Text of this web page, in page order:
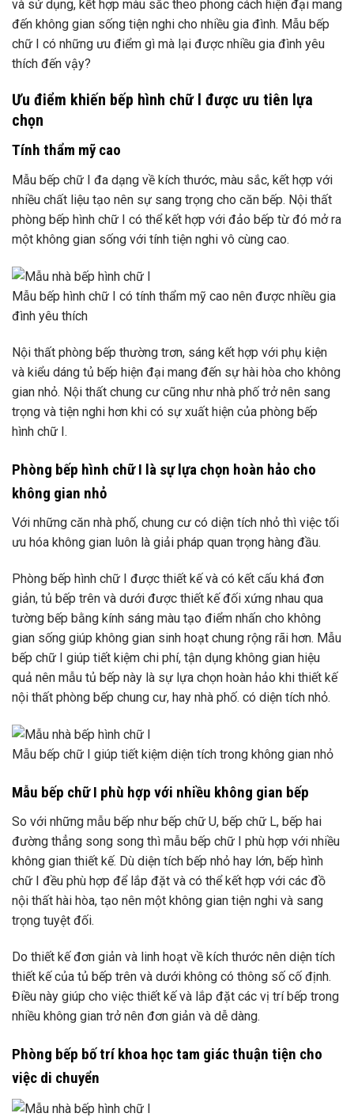
và sử dụng, kết hợp màu sắc theo phong cách hiện đại mang
đến không gian sống tiện nghi cho nhiều gia đình. Mẫu bếp
chữ I có những ưu điểm gì mà lại được nhiều gia đình yêu
thích đến vậy?
Ưu điểm khiến bếp hình chữ I được ưu tiên lựa
chọn
Tính thẩm mỹ cao
Mẫu bếp chữ I đa dạng về kích thước, màu sắc, kết hợp với
nhiều chất liệu tạo nên sự sang trọng cho căn bếp. Nội thất
phòng bếp hình chữ I có thể kết hợp với đảo bếp từ đó mở ra
một không gian sống với tính tiện nghi vô cùng cao.
Mẫu bếp hình chữ I có tính thẩm mỹ cao nên được nhiều gia
đình yêu thích
Nội thất phòng bếp thường trơn, sáng kết hợp với phụ kiện
và kiểu dáng tủ bếp hiện đại mang đến sự hài hòa cho không
gian nhỏ. Nội thất chung cư cũng như nhà phố trở nên sang
trọng và tiện nghi hơn khi có sự xuất hiện của phòng bếp
hình chữ I.
Phòng bếp hình chữ I là sự lựa chọn hoàn hảo cho
không gian nhỏ
Với những căn nhà phố, chung cư có diện tích nhỏ thì việc tối
ưu hóa không gian luôn là giải pháp quan trọng hàng đầu.
Phòng bếp hình chữ I được thiết kế và có kết cấu khá đơn
giản, tủ bếp trên và dưới được thiết kế đối xứng nhau qua
tường bếp bằng kính sáng màu tạo điểm nhấn cho không
gian sống giúp không gian sinh hoạt chung rộng rãi hơn. Mẫu
bếp chữ I giúp tiết kiệm chi phí, tận dụng không gian hiệu
quả nên mẫu tủ bếp này là sự lựa chọn hoàn hảo khi thiết kế
nội thất phòng bếp chung cư, hay nhà phố. có diện tích nhỏ.
Mẫu bếp chữ I giúp tiết kiệm diện tích trong không gian nhỏ
Mẫu bếp chữ I phù hợp với nhiều không gian bếp
So với những mẫu bếp như bếp chữ U, bếp chữ L, bếp hai
đường thẳng song song thì mẫu bếp chữ I phù hợp với nhiều
không gian thiết kế. Dù diện tích bếp nhỏ hay lớn, bếp hình
chữ I đều phù hợp để lắp đặt và có thể kết hợp với các đồ
nội thất hài hòa, tạo nên một không gian tiện nghi và sang
trọng tuyệt đối.
Do thiết kế đơn giản và linh hoạt về kích thước nên diện tích
thiết kế của tủ bếp trên và dưới không có thông số cố định.
Điều này giúp cho việc thiết kế và lắp đặt các vị trí bếp trong
nhiều không gian trở nên đơn giản và dễ dàng.
Phòng bếp bố trí khoa học tam giác thuận tiện cho
việc di chuyển